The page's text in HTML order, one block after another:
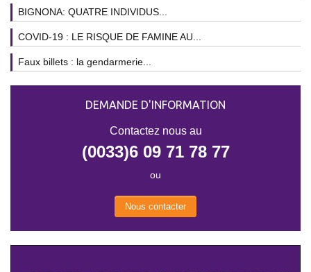
BIGNONA: QUATRE INDIVIDUS...
COVID-19 : LE RISQUE DE FAMINE AU...
Faux billets : la gendarmerie...
DEMANDE D'INFORMATION
Contactez nous au
(0033)6 09 71 78 77
ou
Nous contacter